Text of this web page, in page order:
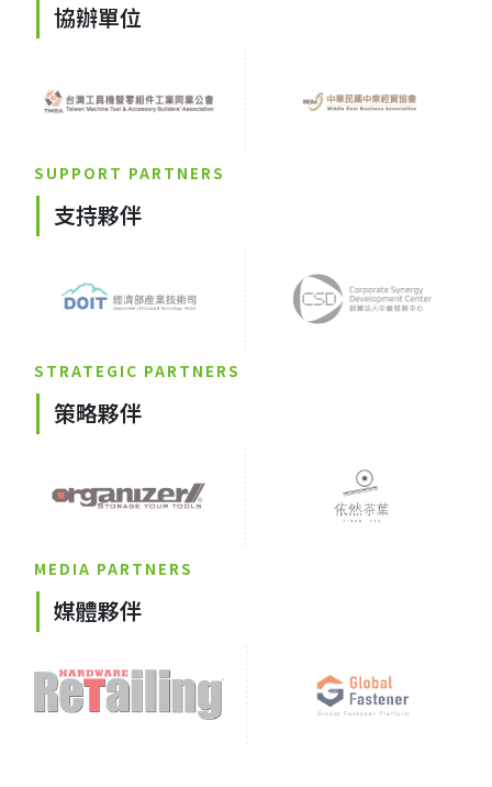
協辦單位
SUPPORT PARTNERS
支持夥伴
STRATEGIC PARTNERS
策略夥伴
MEDIA PARTNERS
媒體夥伴